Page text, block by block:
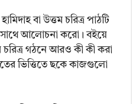
বা উত্তম চরিত্র পাঠটি
আলোচনা করো। বইয়ে
গঠনে আরও কী কী করা
ভিত্তিতে ছকে কাজগুলো